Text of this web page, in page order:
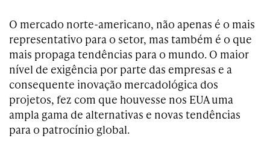
O mercado norte-americano, não apenas é o mais
representativo para o setor, mas também é o que
mais propaga tendências para o mundo. O maior
nível de exigência por parte das empresas e a
consequente inovação mercadológica dos
projetos, fez com que houvesse nos EUA uma
ampla gama de alternativas e novas tendências
para o patrocínio global.